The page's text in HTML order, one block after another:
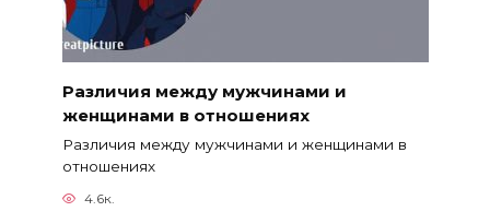
Различия между мужчинами и
женщинами в отношениях
Различия между мужчинами и женщинами в
отношениях
4.6к.